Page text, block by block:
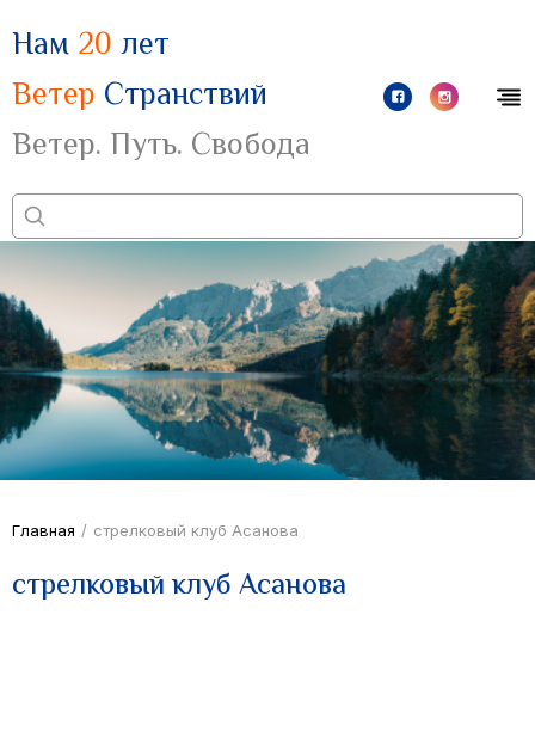
Нам 20 лет
Ветер Странствий
Ветер. Путь. Свобода
Главная / стрелковый клуб Асанова
стрелковый клуб Асанова